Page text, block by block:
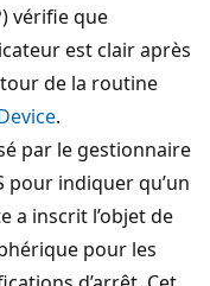
vérifie que
est clair après
de la routine
.
par le gestionnaire
pour indiquer qu’un
a inscrit l’objet de
pour les